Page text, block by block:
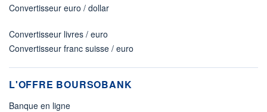
Convertisseur euro / dollar
Convertisseur livres / euro
Convertisseur franc suisse / euro
L'OFFRE BOURSOBANK
Banque en ligne